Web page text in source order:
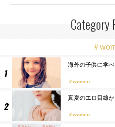
Category
＃
海外の子供に学
women
真夏のエロ目線
women